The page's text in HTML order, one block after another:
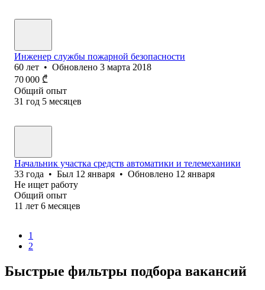
Инженер службы пожарной безопасности
60 лет • Обновлено 3 марта 2018
70 000 ₾
Общий опыт
31 год 5 месяцев
Начальник участка средств автоматики и телемеханики
33 года • Был 12 января • Обновлено 12 января
Не ищет работу
Общий опыт
11 лет 6 месяцев
1
2
Быстрые фильтры подбора вакансий